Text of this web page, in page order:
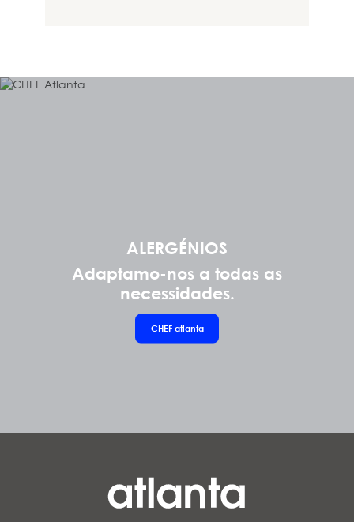
ALERGÉNIOS
Adaptamo-nos a todas as
necessidades.
CHEF atlanta